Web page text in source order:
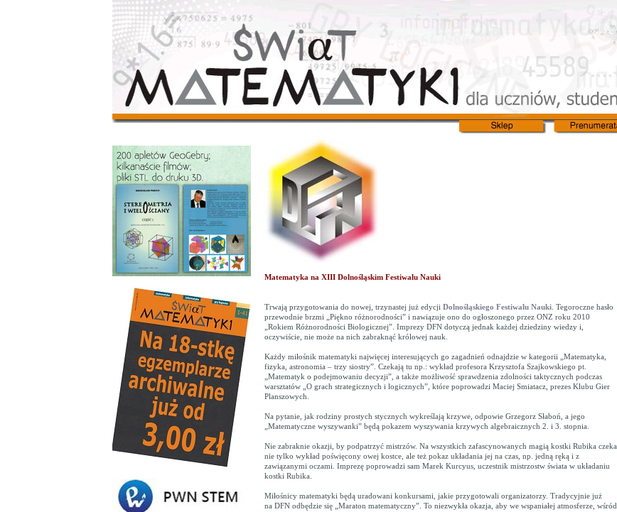
Matematyka na XIII Dolnośląskim Festiwalu Nauki
Trwają przygotowania do nowej, trzynastej już edycji Dolnośląskiego Festiwalu Nauki. Tegoroczne hasło
przewodnie brzmi „Piękno różnorodności” i nawiązuje ono do ogłoszonego przez ONZ roku 2010
„Rokiem Różnorodności Biologicznej”. Imprezy DFN dotyczą jednak każdej dziedziny wiedzy i,
oczywiście, nie może na nich zabraknąć królowej nauk.
Każdy miłośnik matematyki najwięcej interesujących go zagadnień odnajdzie w kategorii „Matematyka,
fizyka, astronomia – trzy siostry”. Czekają tu np.: wykład profesora Krzysztofa Szajkowskiego pt.
„Matematyk o podejmowaniu decyzji”, a także możliwość sprawdzenia zdolności taktycznych podczas
warsztatów „O grach strategicznych i logicznych”, które poprowadzi Maciej Smiatacz, prezes Klubu Gier
Planszowych.
Na pytanie, jak rodziny prostych stycznych wykreślają krzywe, odpowie Grzegorz Słaboń, a jego
„Matematyczne wyszywanki” będą pokazem wyszywania krzywych algebraicznych 2. i 3. stopnia.
Nie zabraknie okazji, by podpatrzyć mistrzów. Na wszystkich zafascynowanych magią kostki Rubika czeka
nie tylko wykład poświęcony owej kostce, ale też pokaz układania jej na czas, np. jedną ręką i z
zawiązanymi oczami. Imprezę poprowadzi sam Marek Kurcyus, uczestnik mistrzostw świata w układaniu
kostki Rubika.
Miłośnicy matematyki będą uradowani konkursami, jakie przygotowali organizatorzy. Tradycyjnie już
na DFN odbędzie się „Maraton matematyczny”. To niezwykła okazja, aby we wspaniałej atmosferze, wśród